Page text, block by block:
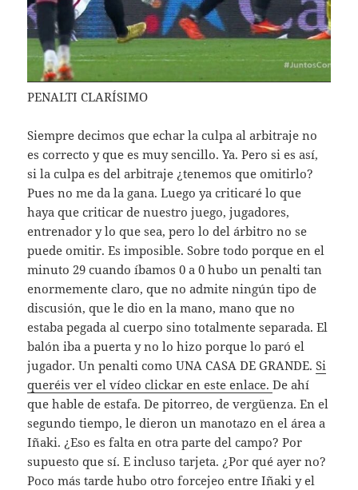
PENALTI CLARÍSIMO
Siempre decimos que echar la culpa al arbitraje no
es correcto y que es muy sencillo. Ya. Pero si es así,
si la culpa es del arbitraje ¿tenemos que omitirlo?
Pues no me da la gana. Luego ya criticaré lo que
haya que criticar de nuestro juego, jugadores,
entrenador y lo que sea, pero lo del árbitro no se
puede omitir. Es imposible. Sobre todo porque en el
minuto 29 cuando íbamos 0 a 0 hubo un penalti tan
enormemente claro, que no admite ningún tipo de
discusión, que le dio en la mano, mano que no
estaba pegada al cuerpo sino totalmente separada. El
balón iba a puerta y no lo hizo porque lo paró el
jugador. Un penalti como UNA CASA DE GRANDE.Si
queréis ver el vídeo clickar en este enlace.De ahí
que hable de estafa. De pitorreo, de vergüenza. En el
segundo tiempo, le dieron un manotazo en el área a
Iñaki. ¿Eso es falta en otra parte del campo? Por
supuesto que sí. E incluso tarjeta. ¿Por qué ayer no?
Poco más tarde hubo otro forcejeo entre Iñaki y el